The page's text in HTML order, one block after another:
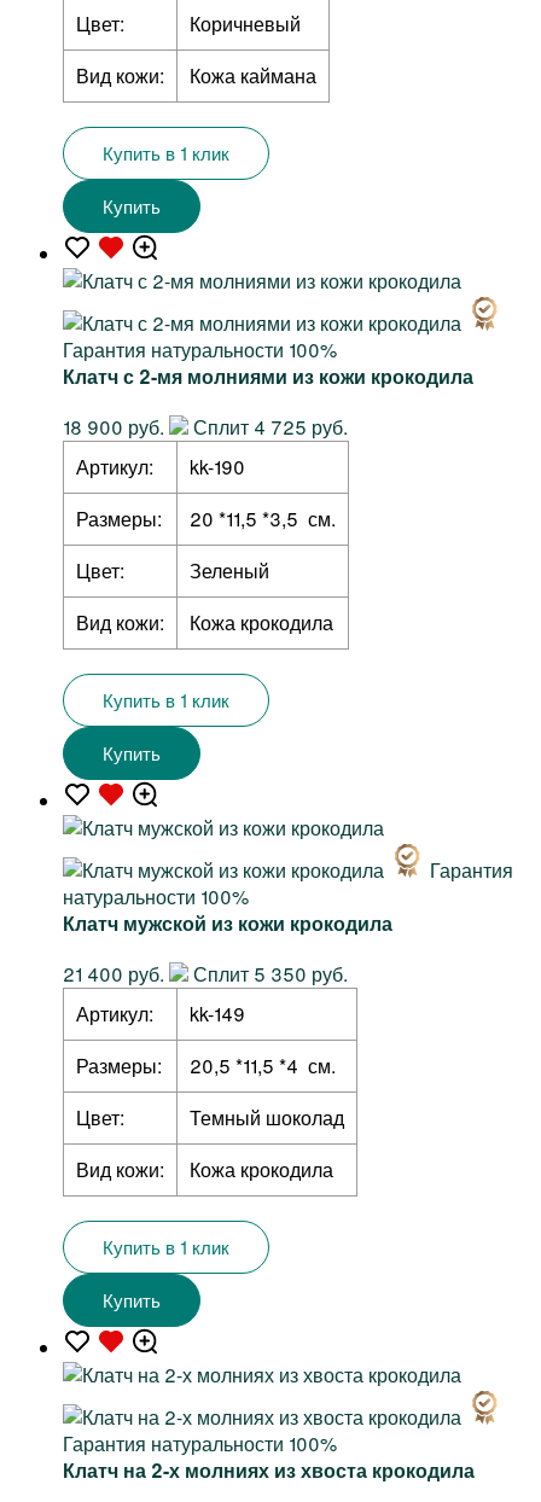
Цвет:
Коричневый
Вид кожи:
Кожа каймана
Купить в 1 клик
Купить
Гарантия натуральности 100%
Клатч с 2-мя молниями из кожи крокодила
18 900 руб.
Сплит 4 725 руб.
Артикул:
kk-190
Размеры:
20 *11,5 *3,5 см.
Цвет:
Зеленый
Вид кожи:
Кожа крокодила
Купить в 1 клик
Купить
Гарантия
натуральности 100%
Клатч мужской из кожи крокодила
21 400 руб.
Сплит 5 350 руб.
Артикул:
kk-149
Размеры:
20,5 *11,5 *4 см.
Цвет:
Темный шоколад
Вид кожи:
Кожа крокодила
Купить в 1 клик
Купить
Гарантия натуральности 100%
Клатч на 2-х молниях из хвоста крокодила